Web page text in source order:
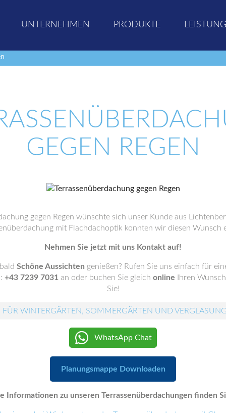
UNTERNEHMEN PRODUKTE
GEGEN REGEN
gegen Regen wünschte sich unser Kunde aus
mit Flachdachoptik konnten wir diesen Wunsch
Nehmen Sie jetzt mit uns Kontakt auf!
Schöne Aussichten genießen? Rufen Sie uns einfach für
+43 7239 7031 an oder buchen Sie gleich online Ihren
Sie!
WINTERGÄRTEN, SOMMERGÄRTEN UND
WhatsApp Chat
Planungsmappe Downloaden
Informationen zu unseren Terrassenüberdachungen finden